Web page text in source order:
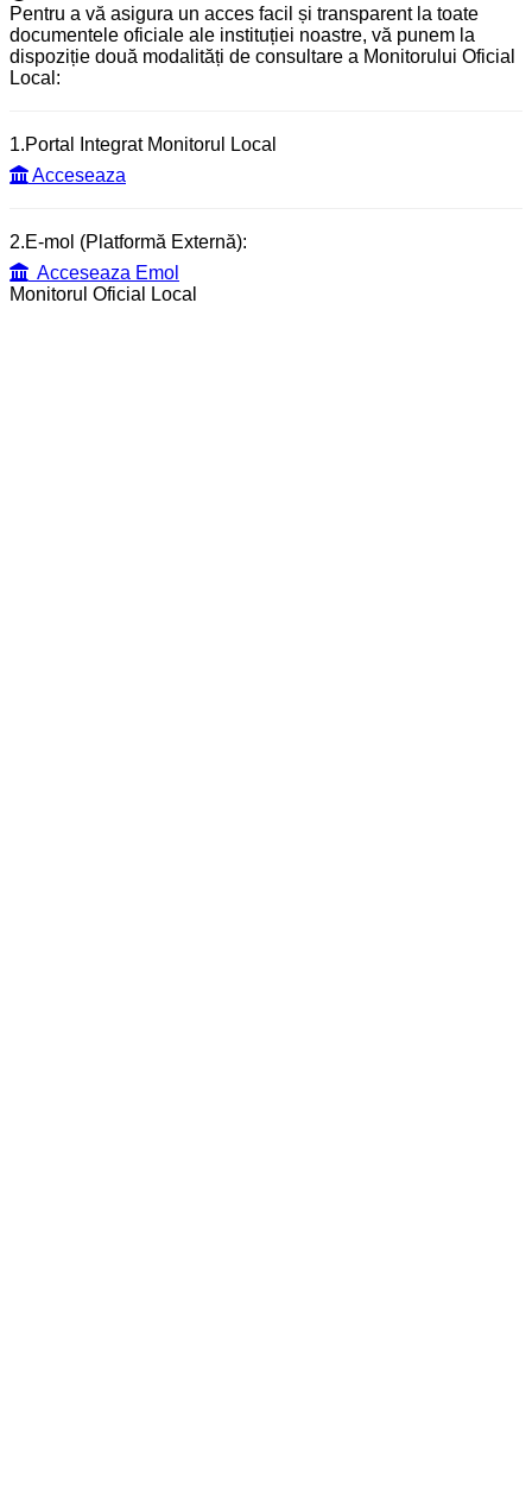
Pentru a vă asigura un acces facil și transparent la toate
documentele oficiale ale instituției noastre, vă punem la
dispoziție două modalități de consultare a Monitorului Oficial
Local:
1.Portal Integrat Monitorul Local
Acceseaza
2.E-mol (Platformă Externă):
Acceseaza Emol
Monitorul Oficial Local